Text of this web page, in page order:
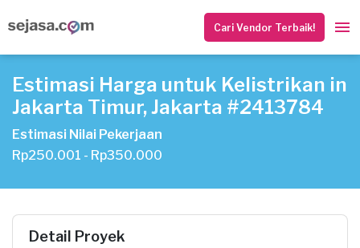
Cari Vendor Terbaik!
Estimasi Harga untuk Kelistrikan in
Jakarta Timur, Jakarta #2413784
Estimasi Nilai Pekerjaan
Rp250.001 - Rp350.000
Detail Proyek